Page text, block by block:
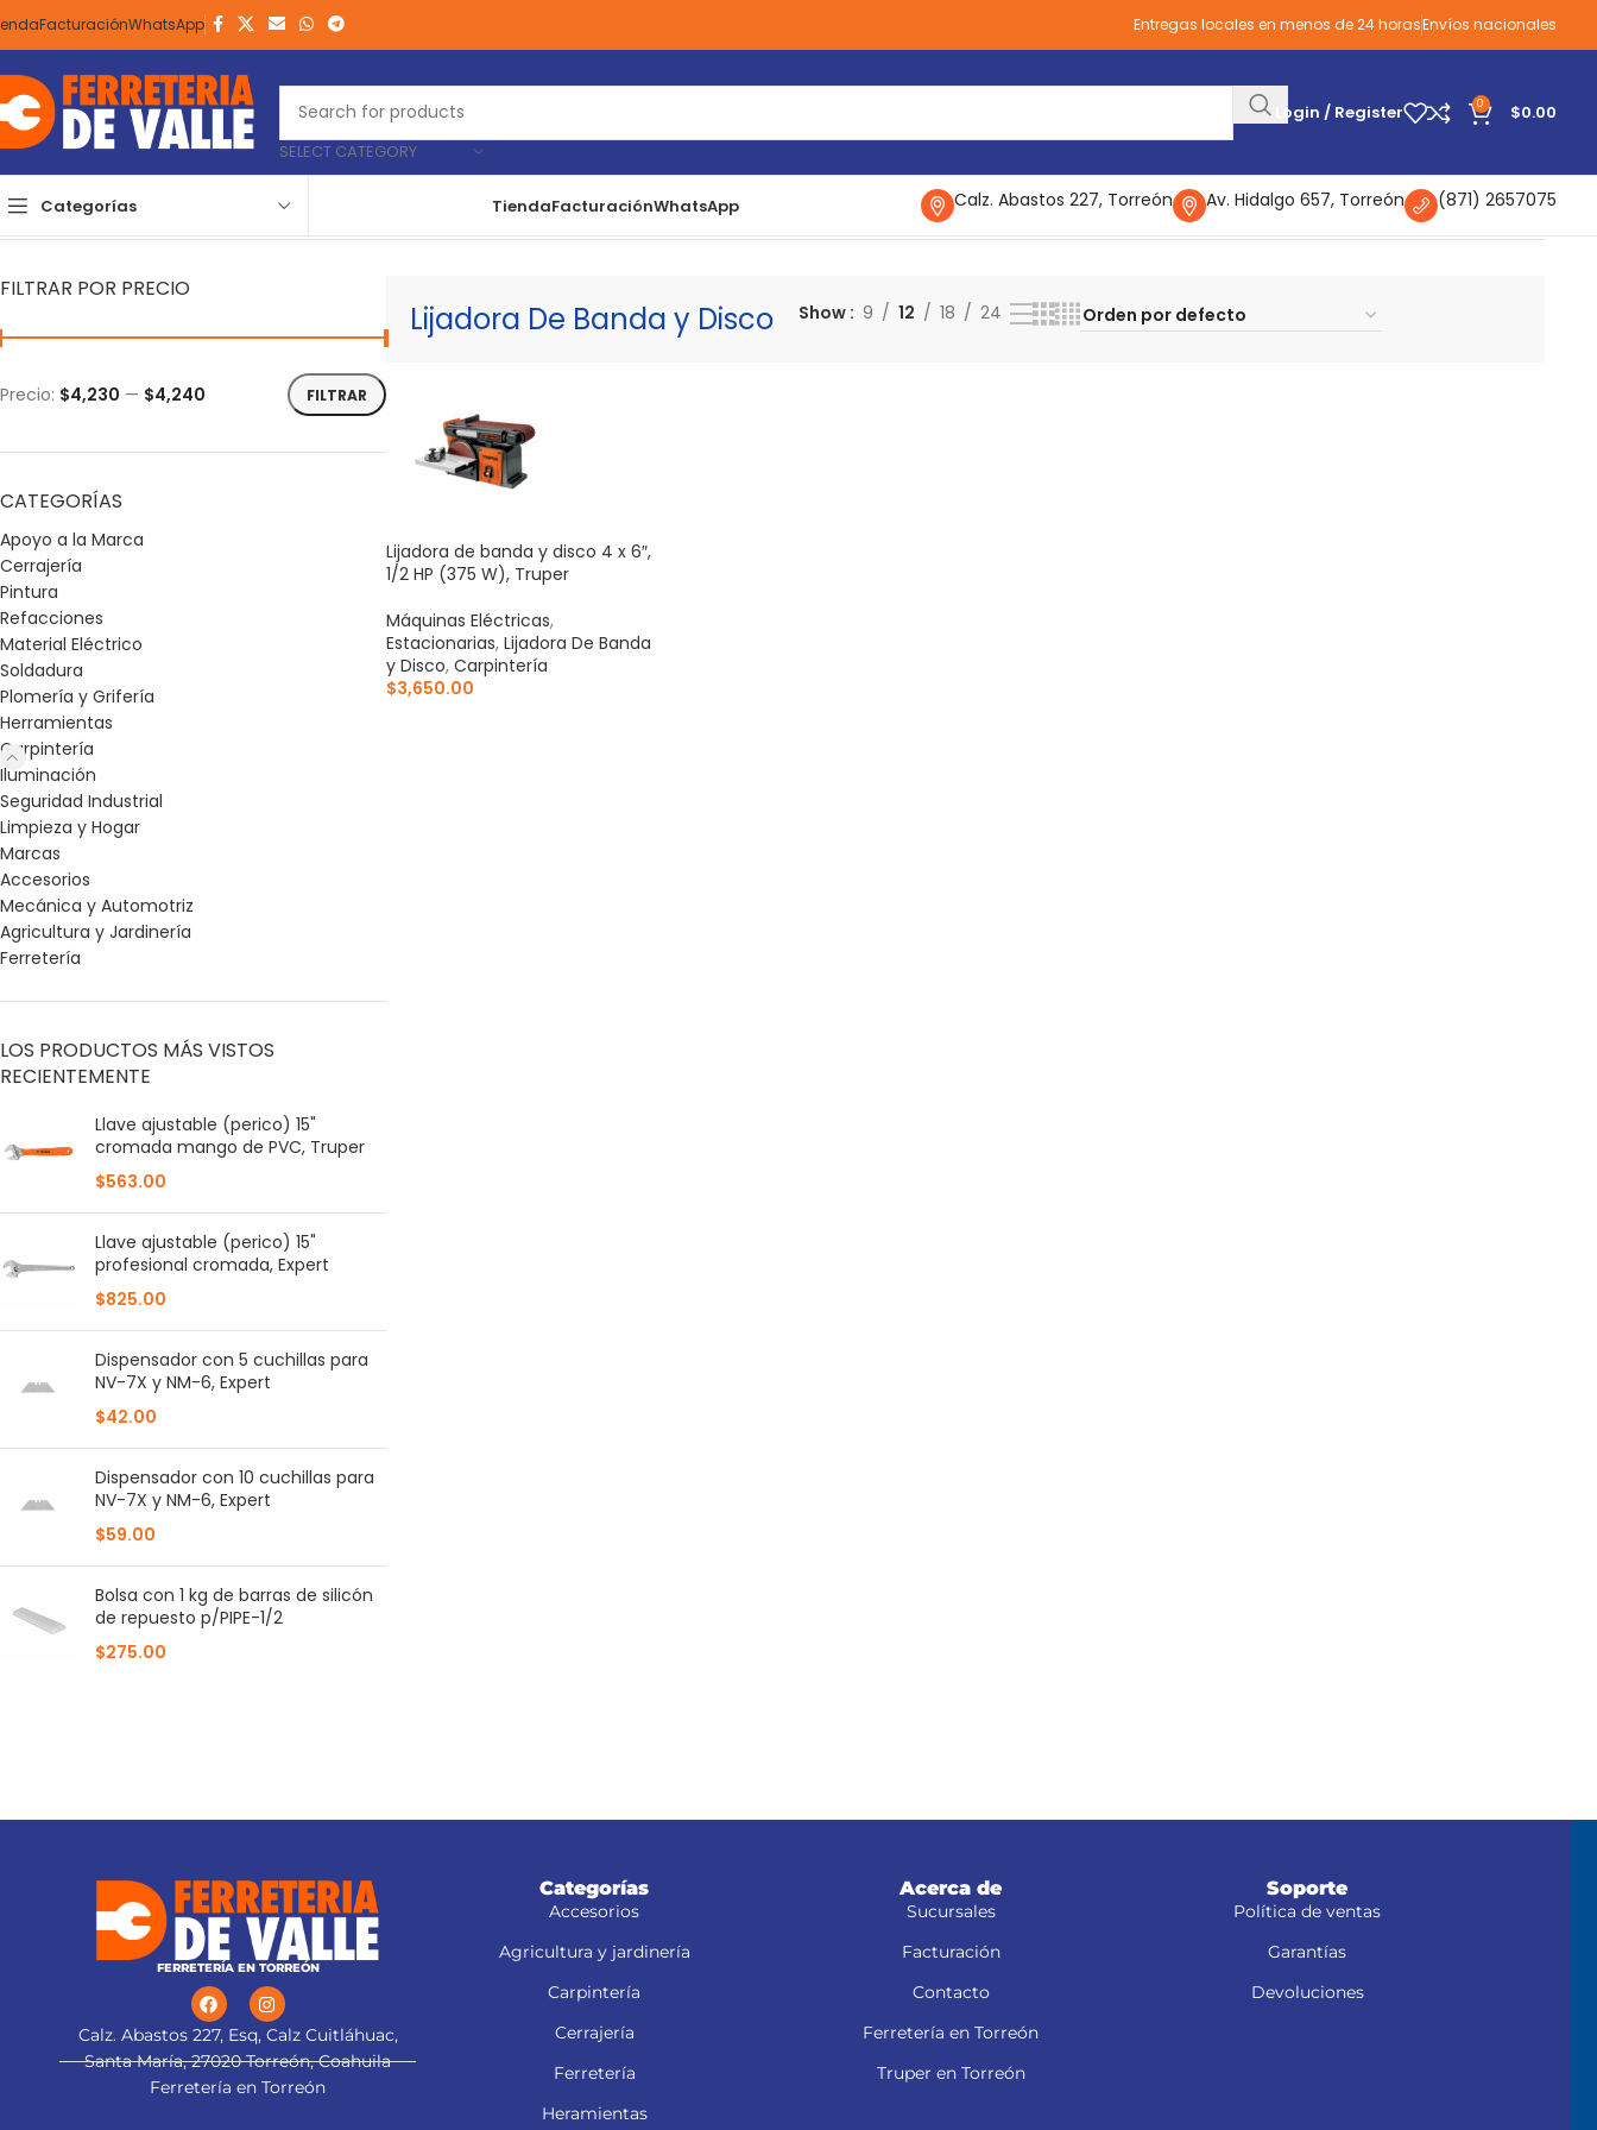
FacturaciónWhatsApp Entregas locales en menos de 24 horasEnvíos nacionales
SELECT CATEGORY
Login / Register 0 $0.00
Categorías TiendaFacturaciónWhatsApp Calz. Abastos 227, Torreón Av. Hidalgo 657, Torreón
(871) 2657075
FILTRAR POR PRECIO
FILTRAR
Precio: $4,230 — $4,240
CATEGORÍAS
Apoyo a la Marca
Cerrajería
Pintura
Refacciones
Material Eléctrico
Soldadura
Plomería y Grifería
Herramientas
Carpintería
Iluminación
Seguridad Industrial
Limpieza y Hogar
Marcas
Accesorios
Mecánica y Automotriz
Agricultura y Jardinería
Ferretería
LOS PRODUCTOS MÁS VISTOS
RECIENTEMENTE
Llave ajustable (perico) 15"
cromada mango de PVC, Truper
$563.00
Llave ajustable (perico) 15"
profesional cromada, Expert
$825.00
Dispensador con 5 cuchillas para
NV-7X y NM-6, Expert
$42.00
Dispensador con 10 cuchillas para
NV-7X y NM-6, Expert
$59.00
Bolsa con 1 kg de barras de silicón
de repuesto p/PIPE-1/2
$275.00
Lijadora De Banda y Disco Show 9 12 18 24
Lijadora de banda y disco 4 x 6″,
1/2 HP (375 W), Truper
Máquinas Eléctricas,
Estacionarias, Lijadora De Banda
y Disco, Carpintería
$3,650.00
FERRETERÍA EN TORREÓN
Calz. Abastos 227, Esq, Calz Cuitláhuac,
Santa María, 27020 Torreón, Coahuila
Ferretería en Torreón
Categorías
Accesorios
Agricultura y jardinería
Carpintería
Cerrajería
Ferretería
Heramientas
Acerca de
Sucursales
Facturación
Contacto
Ferretería en Torreón
Truper en Torreón
Soporte
Política de ventas
Garantías
Devoluciones